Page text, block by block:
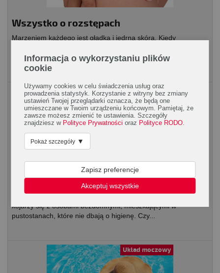
Wszystko o rozstępach
Marzeniem każdego jest gładka i jędrna skóra. Kiedy
późno, by im zapobiec. Możemy jednak zadbać o to,...
Skóra
Świerzb – jak z nim walczyć?
Świerzb wydaje się chorobą wynikającą z brudu. Niesłusznie
kojarzy się z osobami bezdomnymi, mieszkającymi w
pustostanach, które nie dbają o higienę. Czy...
Układ moczowy
Informacja o wykorzystaniu plików
cookie
Używamy cookies w celu świadczenia usług oraz
prowadzenia statystyk. Korzystanie z witryny bez zmiany
ustawień Twojej przeglądarki oznacza, że będą one
umieszczane w Twoim urządzeniu końcowym. Pamiętaj, że
zawsze możesz zmienić te ustawienia. Szczegóły
znajdziesz w Polityce Prywatności oraz Polityce RODO
Pokaż szczegóły ▼
Zapisz preferencje
Akceptuj wszystkie